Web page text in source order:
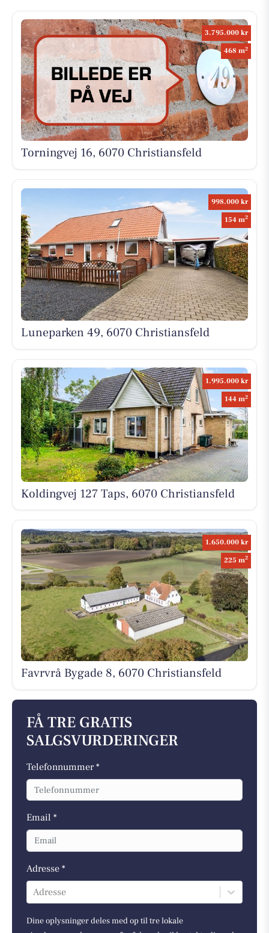
3.795.000 kr
468 m2
Torningvej 16, 6070 Christiansfeld
998.000 kr
154 m2
Luneparken 49, 6070 Christiansfeld
1.995.000 kr
144 m2
Koldingvej 127 Taps, 6070 Christiansfeld
1.650.000 kr
225 m2
Favrvrå Bygade 8, 6070 Christiansfeld
FÅ TRE GRATIS
SALGSVURDERINGER
Telefonnummer *
Email *
Adresse *
Adresse
Dine oplysninger deles med op til tre lokale